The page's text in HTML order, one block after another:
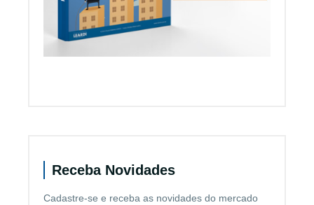
Receba Novidades
Cadastre-se e receba as novidades do mercado